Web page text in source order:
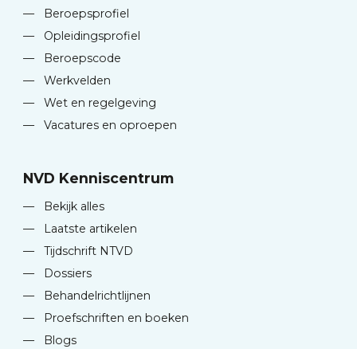
—
Beroepsprofiel
—
Opleidingsprofiel
—
Beroepscode
—
Werkvelden
—
Wet en regelgeving
—
Vacatures en oproepen
NVD Kenniscentrum
—
Bekijk alles
—
Laatste artikelen
—
Tijdschrift NTVD
—
Dossiers
—
Behandelrichtlijnen
—
Proefschriften en boeken
—
Blogs